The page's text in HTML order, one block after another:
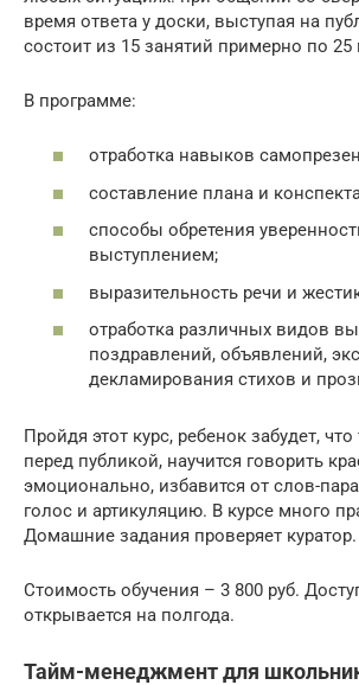
время ответа у доски, выступая на
состоит из 15 занятий примерно по 25
В программе:
отработка навыков
составление плана и
способы обретения
выступлением;
выразительность речи и
отработка различных видов
поздравлений, объявлений,
декламирования стихов и
Пройдя этот курс, ребенок забудет, что
перед публикой, научится говорить
эмоционально, избавится от слов-
голос и артикуляцию. В курсе много
Домашние задания проверяет куратор.
Стоимость обучения – 3 800 руб.
открывается на полгода.
Тайм-менеджмент для